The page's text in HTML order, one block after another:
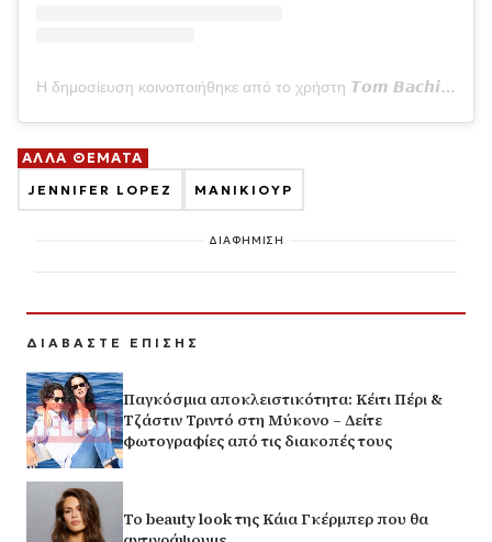
Η δημοσίευση κοινοποιήθηκε από το χρήστη 𝙏𝙤𝙢 𝘽𝙖𝙘𝙝𝙞𝙠 Nails (@tombachik)
ΑΛΛΑ ΘΕΜΑΤΑ
JENNIFER LOPEZ ΜΑΝΙΚΙΟΥΡ
ΔΙΑΦΗΜΙΣΗ
ΔΙΑΒΑΣΤΕ ΕΠΙΣΗΣ
Παγκόσμια αποκλειστικότητα: Κέιτι Πέρι &
Τζάστιν Τριντό στη Μύκονο – Δείτε
φωτογραφίες από τις διακοπές τους
Το beauty look της Κάια Γκέρμπερ που θα